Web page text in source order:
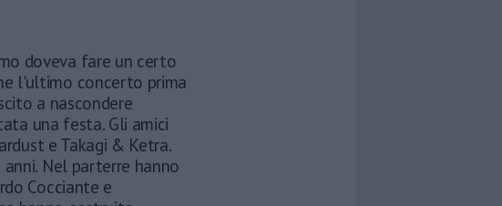
doveva fare un certo
l'ultimo concerto prima
a nascondere
una festa. Gli amici
e Takagi & Ketra.
Nel parterre hanno
Cocciante e